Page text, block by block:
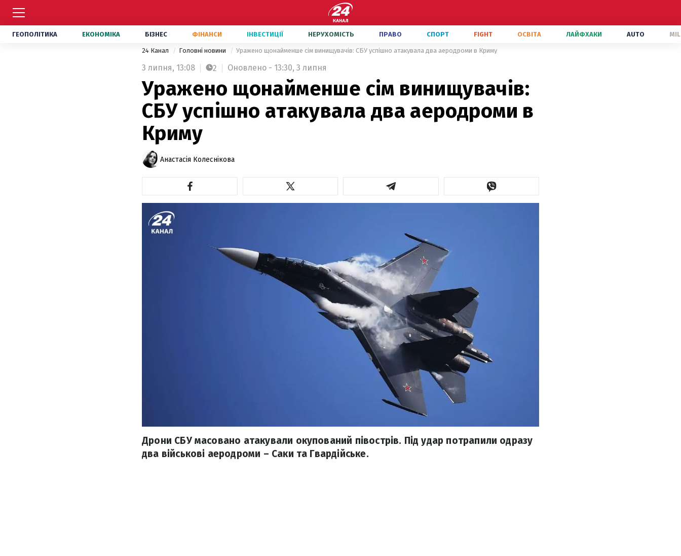
ГЕОПОЛІТИКА ЕКОНОМІКА БІЗНЕС ФІНАНСИ ІНВЕСТИЦІЇ НЕРУХОМІСТЬ ПРАВО СПОРТ FIGHT ОСВІТА ЛАЙФХАКИ AUTO
24 Канал Головні новини Уражено щонайменше сім винищувачів: СБУ успішно атакувала два аеродроми в Криму
3 липня, 13:08 2 Оновлено - 13:30, 3 липня
Уражено щонайменше сім винищувачів:
СБУ успішно атакувала два аеродроми в
Криму
Анастасія Колеснікова
Дрони СБУ масовано атакували окупований півострів. Під удар потрапили одразу
два військові аеродроми – Саки та Гвардійське.